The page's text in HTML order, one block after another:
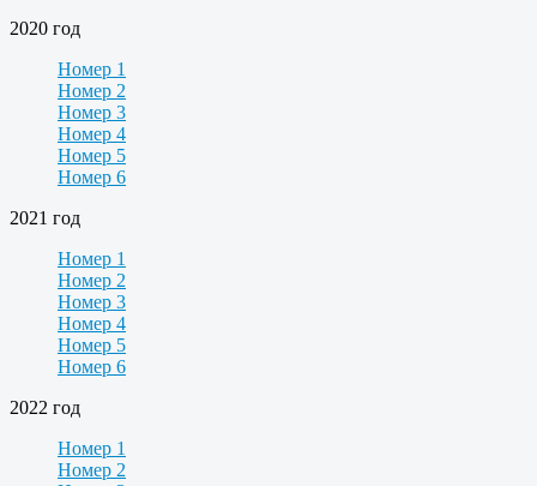
2020 год
Номер 1
Номер 2
Номер 3
Номер 4
Номер 5
Номер 6
2021 год
Номер 1
Номер 2
Номер 3
Номер 4
Номер 5
Номер 6
2022 год
Номер 1
Номер 2